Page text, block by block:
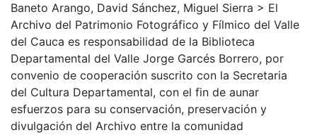
Baneto Arango, David Sánchez, Miguel Sierra > El
Archivo del Patrimonio Fotográfico y Fílmico del Valle
del Cauca es responsabilidad de la Biblioteca
Departamental del Valle Jorge Garcés Borrero, por
convenio de cooperación suscrito con la Secretaria
del Cultura Departamental, con el fin de aunar
esfuerzos para su conservación, preservación y
divulgación del Archivo entre la comunidad